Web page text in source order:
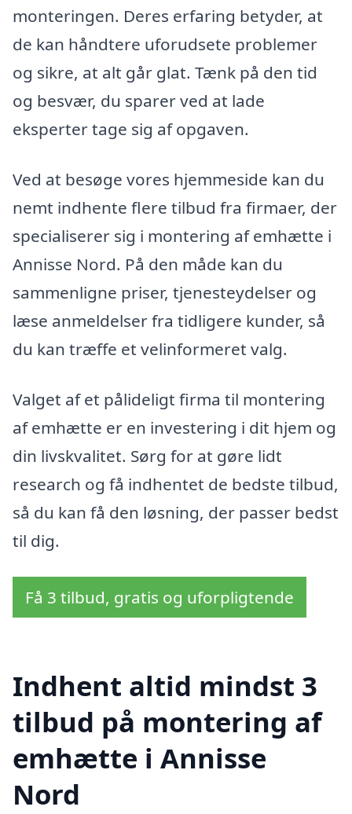
monteringen. Deres erfaring betyder, at
de kan håndtere uforudsete problemer
og sikre, at alt går glat. Tænk på den tid
og besvær, du sparer ved at lade
eksperter tage sig af opgaven.
Ved at besøge vores hjemmeside kan du
nemt indhente flere tilbud fra firmaer, der
specialiserer sig i montering af emhætte i
Annisse Nord. På den måde kan du
sammenligne priser, tjenesteydelser og
læse anmeldelser fra tidligere kunder, så
du kan træffe et velinformeret valg.
Valget af et pålideligt firma til montering
af emhætte er en investering i dit hjem og
din livskvalitet. Sørg for at gøre lidt
research og få indhentet de bedste tilbud,
så du kan få den løsning, der passer bedst
til dig.
Få 3 tilbud, gratis og uforpligtende
Indhent altid mindst 3
tilbud på montering af
emhætte i Annisse
Nord